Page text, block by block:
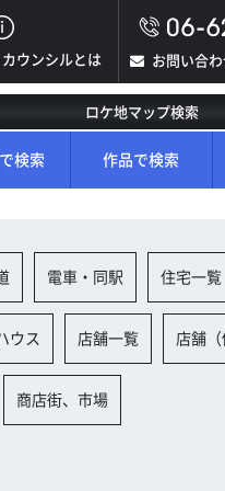
ウンシルとは お問い合わ
ロケ地マップ検索
検索 作品で検索
電車・同駅 住宅一覧
ウス 店舗一覧 店舗（
商店街、市場